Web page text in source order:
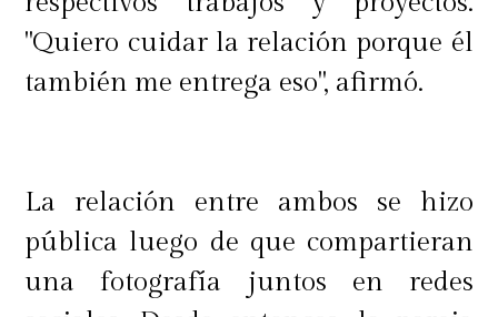
"Quiero cuidar la relación porque él
también me entrega eso", afirmó.
La relación entre ambos se hizo
pública luego de que compartieran
una fotografía juntos en redes